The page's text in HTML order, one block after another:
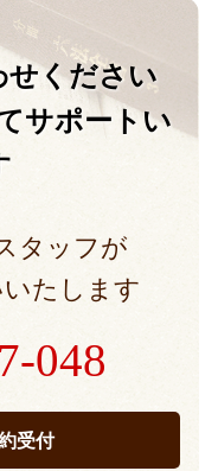
せください
サポートい
タッフが
たします
048
受付